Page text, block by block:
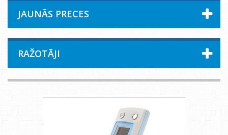
JAUNĀS PRECES
RAŽOTĀJI